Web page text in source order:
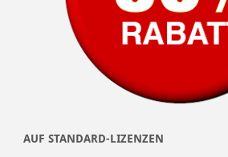
AUF STANDARD-LIZENZEN